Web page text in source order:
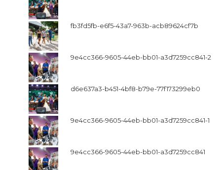
fb3fd5fb-e6f5-43a7-963b-acb89624cf7b
9e4cc366-9605-44eb-bb01-a3d7259cc841-2
d6e637a3-b451-4bf8-b79e-77f173299eb0
9e4cc366-9605-44eb-bb01-a3d7259cc841-1
9e4cc366-9605-44eb-bb01-a3d7259cc841